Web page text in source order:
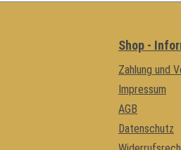
Shop -
Zahlung und
Impressum
AGB
Datenschutz